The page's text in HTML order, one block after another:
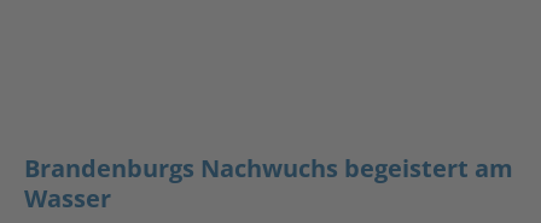
Brandenburgs Nachwuchs begeistert am
Wasser